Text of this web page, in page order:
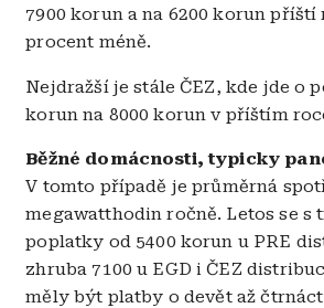
7900 korun a na 6200 korun příští
procent méně.
Nejdražší je stále ČEZ, kde jde o
korun na 8000 korun v příštím
Běžné domácnosti, typicky
V tomto případě je průměrná
megawatthodin ročně. Letos se s
poplatky od 5400 korun u PRE
zhruba 7100 u EGD i ČEZ
měly být platby o devět až